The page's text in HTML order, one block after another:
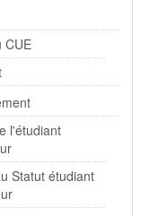
CUE
l'étudiant
Statut étudiant